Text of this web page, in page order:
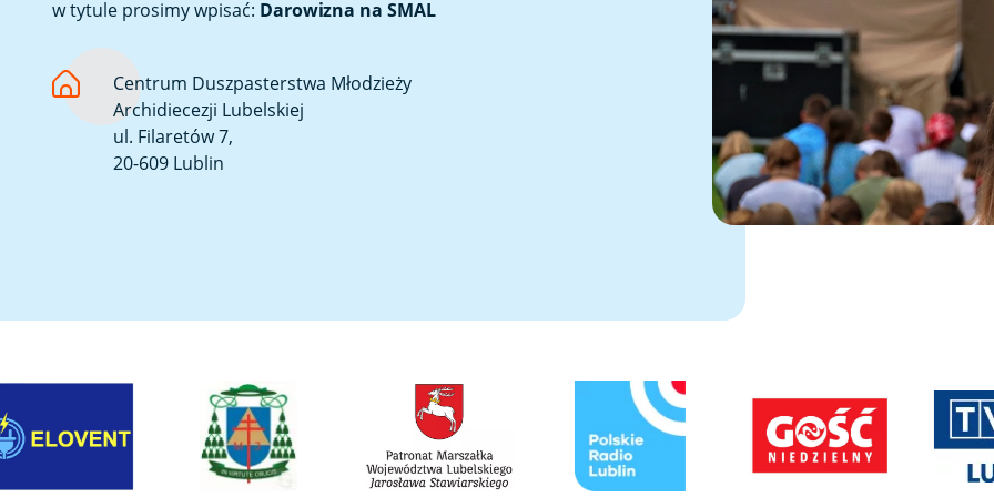
w tytule prosimy wpisać: Darowizna na SMAL
Centrum Duszpasterstwa Młodzieży
Archidiecezji Lubelskiej
ul. Filaretów 7,
20-609 Lublin
Link otwiera sie w nowej karcieLink otwiera sie w nowej karcieLink otwiera sie w nowej karcieLink otwiera sie w nowej karcie
Link